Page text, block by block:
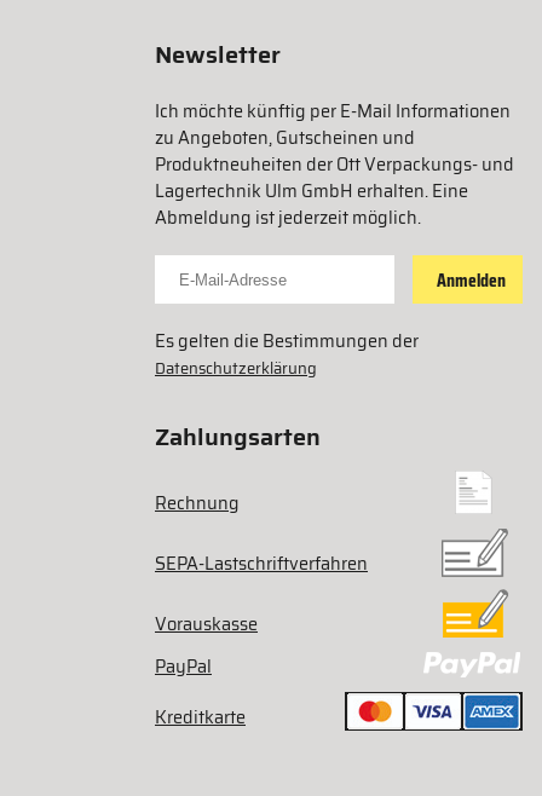
Newsletter
Ich möchte künftig per E-Mail Informationen
zu Angeboten, Gutscheinen und
Produktneuheiten der Ott Verpackungs- und
Lagertechnik Ulm GmbH erhalten. Eine
Abmeldung ist jederzeit möglich.
Für Newsletter anmelden
Anmelden
Es gelten die Bestimmungen der
Datenschutzerklärung
Zahlungsarten
Rechnung
SEPA-Lastschriftverfahren
Vorauskasse
PayPal
Kreditkarte